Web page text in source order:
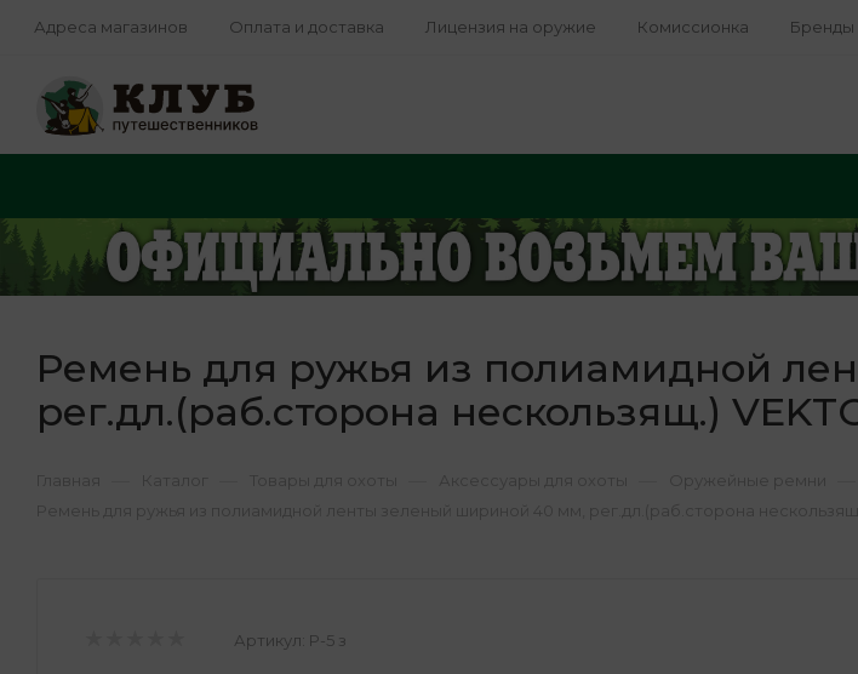
Адреса магазинов Оплата и доставка Лицензия на оружие Комиссионка Бренды
Ремень для ружья из полиамидной
рег.дл.(раб.сторона нескользящ.)
Артикул: Р-5 з